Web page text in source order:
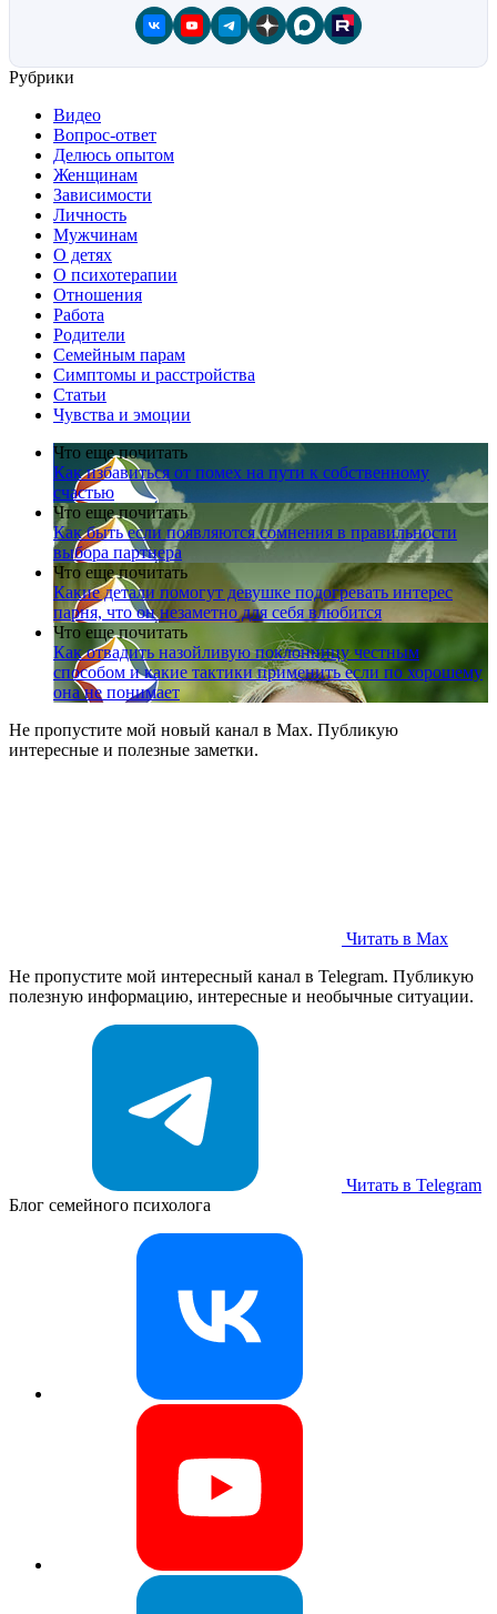
Рубрики
Видео
Вопрос-ответ
Делюсь опытом
Женщинам
Зависимости
Личность
Мужчинам
О детях
О психотерапии
Отношения
Работа
Родители
Семейным парам
Симптомы и расстройства
Статьи
Чувства и эмоции
Что еще почитать
Как избавиться от помех на пути к собственному
счастью
Что еще почитать
Как быть если появляются сомнения в правильности
выбора партнера
Что еще почитать
Какие детали помогут девушке подогревать интерес
парня, что он незаметно для себя влюбится
Что еще почитать
Как отвадить назойливую поклонницу честным
способом и какие тактики применить если по хорошему
она не понимает
Не пропустите мой новый канал в Max. Публикую
интересные и полезные заметки.
Читать в Max
Не пропустите мой интересный канал в Telegram. Публикую
полезную информацию, интересные и необычные ситуации.
Читать в Telegram
Блог семейного психолога